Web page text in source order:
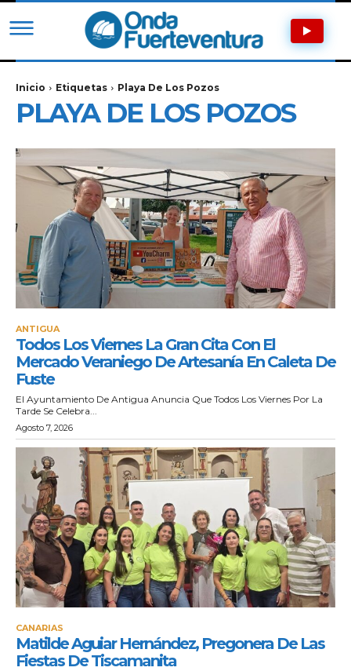
Inicio Etiquetas Playa De Los Pozos
PLAYA DE LOS POZOS
ANTIGUA
Todos Los Viernes La Gran Cita Con El
Mercado Veraniego De Artesanía En Caleta De
Fuste
El Ayuntamiento De Antigua Anuncia Que Todos Los Viernes Por La
Tarde Se Celebra...
Agosto 7, 2026
CANARIAS
Matilde Aguiar Hernández, Pregonera De Las
Fiestas De Tiscamanita